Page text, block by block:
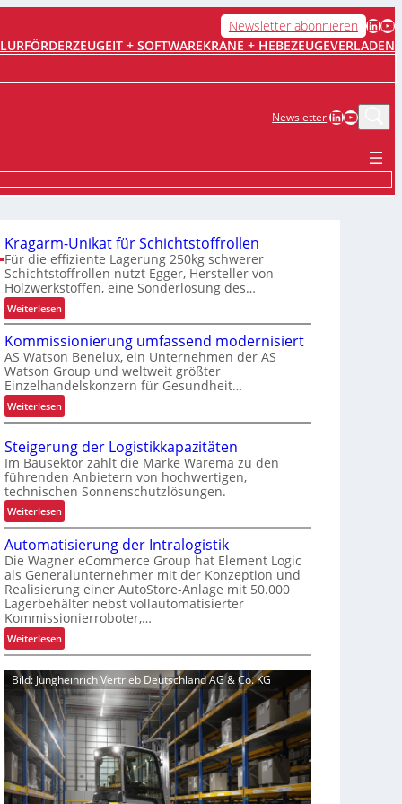
Newsletter abonnieren LinkedIn YouTube
IT + SOFTWAREKRANE + HEBEZEUGEVERLADEN
NewsletterLinkedIn
Kragarm-Unikat für Schichtstoffrollen
Für die effiziente Lagerung 250kg schwerer
Schichtstoffrollen nutzt Egger, Hersteller von
Holzwerkstoffen, eine Sonderlösung des…
Weiterlesen:
K
r
a
g
a
r
m
-
U
n
i
k
a
t
f
ü
r
S
c
h
c
h
t
s
t
f
Kommissionierung umfassend modernisiert
AS Watson Benelux, ein Unternehmen der AS
Watson Group und weltweit größter
Einzelhandelskonzern für Gesundheit…
Weiterlesen:
K
m
m
i
s
s
i
o
n
i
e
r
u
g
u
m
f
a
s
s
e
Steigerung der Logistikkapazitäten
Im Bausektor zählt die Marke Warema zu den
führenden Anbietern von hochwertigen,
technischen Sonnenschutzlösungen.
Weiterlesen:
S
t
e
i
g
e
r
u
g
d
e
r
L
g
i
Automatisierung der Intralogistik
Die Wagner eCommerce Group hat Element Logic
als Generalunternehmer mit der Konzeption und
Realisierung einer AutoStore-Anlage mit 50.000
Lagerbehälter nebst vollautomatisierter
Kommissionierroboter,…
Weiterlesen:
A
u
t
o
m
a
t
i
s
Bild: Jungheinrich Vertrieb Deutschland AG & Co. KG